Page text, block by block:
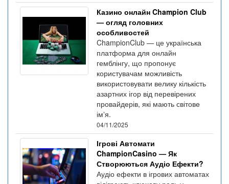
Казино онлайн Champion Club
— огляд головних
особливостей
ChampionClub — це українська
платформа для онлайн
гемблінгу, що пропонує
користувачам можливість
використовувати велику кількість
азартних ігор від перевірених
провайдерів, які мають світове
імʼя.
04/11/2025
Ігрові Автомати
ChampionCasino — Як
Створюються Аудіо Ефекти?
Аудіо ефекти в ігрових автоматах